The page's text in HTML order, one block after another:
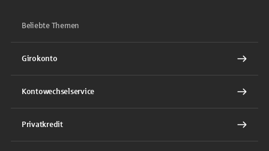
Beliebte Themen
Girokonto
Kontowechselservice
Privatkredit